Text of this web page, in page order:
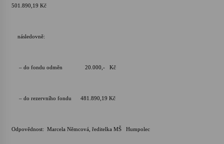
501.890,19 Kč
následovně:
– do fondu odměn 20.000,- Kč
– do rezervního fondu 481.890,19 Kč
Odpovědnost: Marcela Němcová, ředitelka MŠ Humpolec